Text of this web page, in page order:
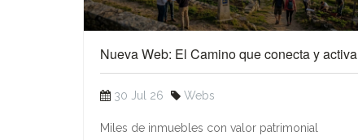
Nueva Web: El Camino que conecta y activa
30 Jul 26 Webs
Miles de inmuebles con valor patrimonial